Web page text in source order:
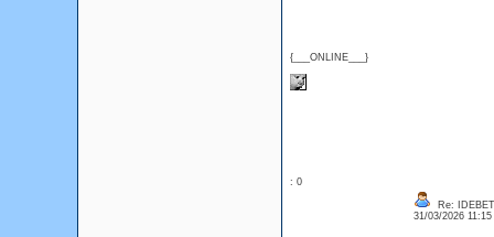
{___ONLINE___}
: 0
Re: IDEBET
31/03/2026